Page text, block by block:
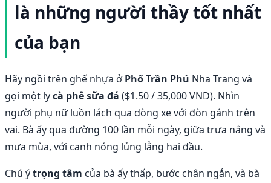
là những người thầy tốt nhất
của bạn
Hãy ngồi trên ghế nhựa ởPhố Trần Phú Nha Trang và
gọi một lycà phê sữa đá ($1.50 / 35,000 VND). Nhìn
người phụ nữ luồn lách qua dòng xe với đòn gánh trên
vai. Bà ấy qua đường 100 lần mỗi ngày, giữa trưa nắng và
mưa mùa, với canh nóng lủng lẳng hai đầu.
Chú ýtrọng tâm của bà ấy thấp, bước chân ngắn, và bà